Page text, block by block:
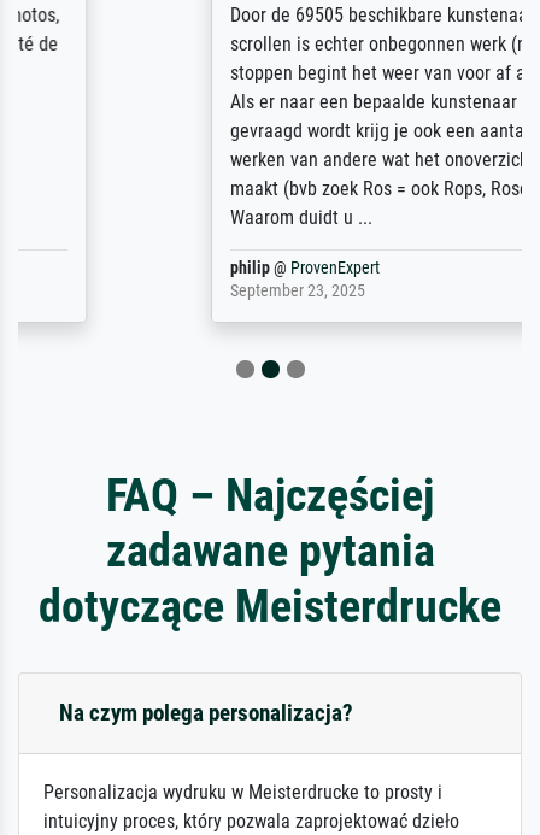
Door de 69505 beschikbare kunstenaars
scrollen is echter onbegonnen werk (na
stoppen begint het weer van voor af aan).
Als er naar een bepaalde kunstenaar
gevraagd wordt krijg je ook een aantal
werken van andere wat het onoverzichtelijk
maakt (bvb zoek Ros = ook Rops, Rose etc).
Waarom duidt u ...
ProvenExpert
September 23, 2025
FAQ – Najczęściej
zadawane pytania
dotyczące Meisterdrucke
Na czym polega personalizacja?
Personalizacja wydruku w Meisterdrucke to prosty i
intuicyjny proces, który pozwala zaprojektować dzieło